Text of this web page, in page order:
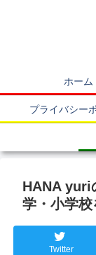
ホーム
プライバシー
HANA yuri
学・小学
Twitter